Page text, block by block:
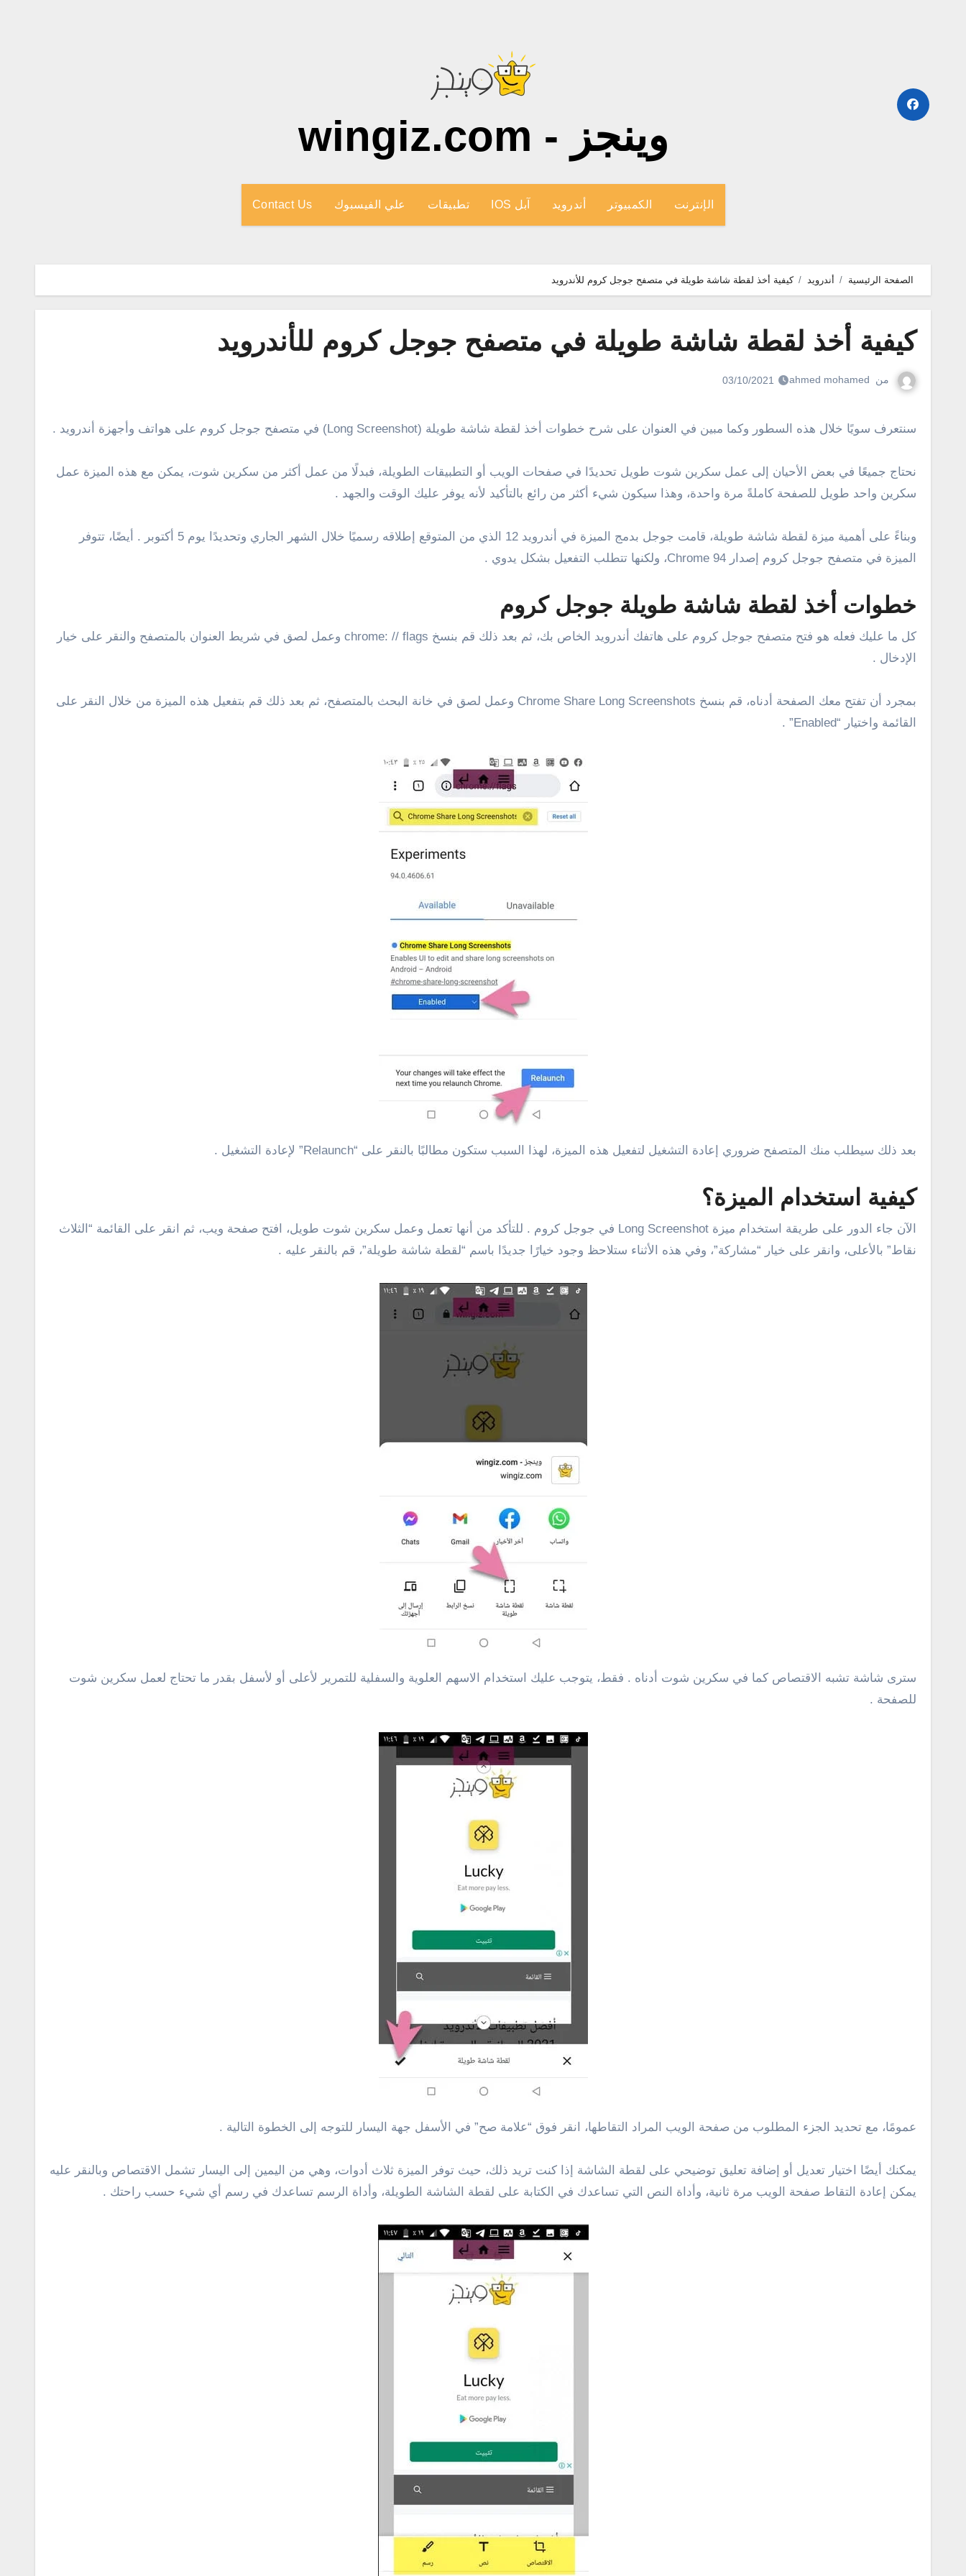
وينجز - wingiz.com
الإنترنت الكمبيوتر أندرويد آبل IOS تطبيقات علي الفيسبوك Contact Us
الصفحة الرئيسية أندرويد كيفية أخذ لقطة شاشة طويلة في متصفح جوجل كروم للأندرويد
كيفية أخذ لقطة شاشة طويلة في متصفح جوجل كروم للأندرويد
من ahmed mohamed
03/10/2021
سنتعرف سويًا خلال هذه السطور وكما مبين في العنوان على شرح خطوات أخذ لقطة شاشة طويلة (Long Screenshot) في متصفح جوجل كروم على هواتف وأجهزة أندرويد .
نحتاج جميعًا في بعض الأحيان إلى عمل سكرين شوت طويل تحديدًا في صفحات الويب أو التطبيقات الطويلة، فبدلًا من عمل أكثر من سكرين شوت، يمكن مع هذه الميزة عمل
سكرين واحد طويل للصفحة كاملةً مرة واحدة، وهذا سيكون شيء أكثر من رائع بالتأكيد لأنه يوفر عليك الوقت والجهد .
وبناءً على أهمية ميزة لقطة شاشة طويلة، قامت جوجل بدمج الميزة في أندرويد 12 الذي من المتوقع إطلاقه رسميًا خلال الشهر الجاري وتحديدًا يوم 5 أكتوبر . أيضًا، تتوفر
الميزة في متصفح جوجل كروم إصدار Chrome 94، ولكنها تتطلب التفعيل بشكل يدوي .
خطوات أخذ لقطة شاشة طويلة جوجل كروم
كل ما عليك فعله هو فتح متصفح جوجل كروم على هاتفك أندرويد الخاص بك، ثم بعد ذلك قم بنسخ chrome: // flags وعمل لصق في شريط العنوان بالمتصفح والنقر على خيار
الإدخال .
بمجرد أن تفتح معك الصفحة أدناه، قم بنسخ Chrome Share Long Screenshots وعمل لصق في خانة البحث بالمتصفح، ثم بعد ذلك قم بتفعيل هذه الميزة من خلال النقر على
القائمة واختيار “Enabled” .
بعد ذلك سيطلب منك المتصفح ضروري إعادة التشغيل لتفعيل هذه الميزة، لهذا السبب ستكون مطالبًا بالنقر على “Relaunch” لإعادة التشغيل .
كيفية استخدام الميزة؟
الآن جاء الدور على طريقة استخدام ميزة Long Screenshot في جوجل كروم . للتأكد من أنها تعمل وعمل سكرين شوت طويل، افتح صفحة ويب، ثم انقر على القائمة “الثلاث
نقاط” بالأعلى، وانقر على خيار “مشاركة”، وفي هذه الأثناء ستلاحظ وجود خيارًا جديدًا باسم “لقطة شاشة طويلة”، قم بالنقر عليه .
سترى شاشة تشبه الاقتصاص كما في سكرين شوت أدناه . فقط، يتوجب عليك استخدام الاسهم العلوية والسفلية للتمرير لأعلى أو لأسفل بقدر ما تحتاج لعمل سكرين شوت
للصفحة .
عمومًا، مع تحديد الجزء المطلوب من صفحة الويب المراد التقاطها، انقر فوق “علامة صح” في الأسفل جهة اليسار للتوجه إلى الخطوة التالية .
يمكنك أيضًا اختيار تعديل أو إضافة تعليق توضيحي على لقطة الشاشة إذا كنت تريد ذلك، حيث توفر الميزة ثلاث أدوات، وهي من اليمين إلى اليسار تشمل الاقتصاص وبالنقر عليه
يمكن إعادة التقاط صفحة الويب مرة ثانية، وأداة النص التي تساعدك في الكتابة على لقطة الشاشة الطويلة، وأداة الرسم تساعدك في رسم أي شيء حسب راحتك .